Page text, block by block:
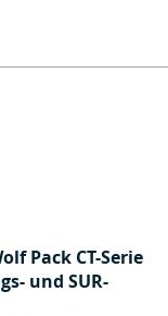
Pack CT-Serie
und SUR-